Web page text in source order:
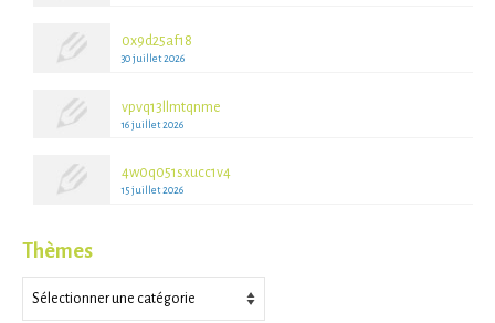
0x9d25af18
30 juillet 2026
vpvq13llmtqnme
16 juillet 2026
4w0q051sxucc1v4
15 juillet 2026
Thèmes
Thèmes